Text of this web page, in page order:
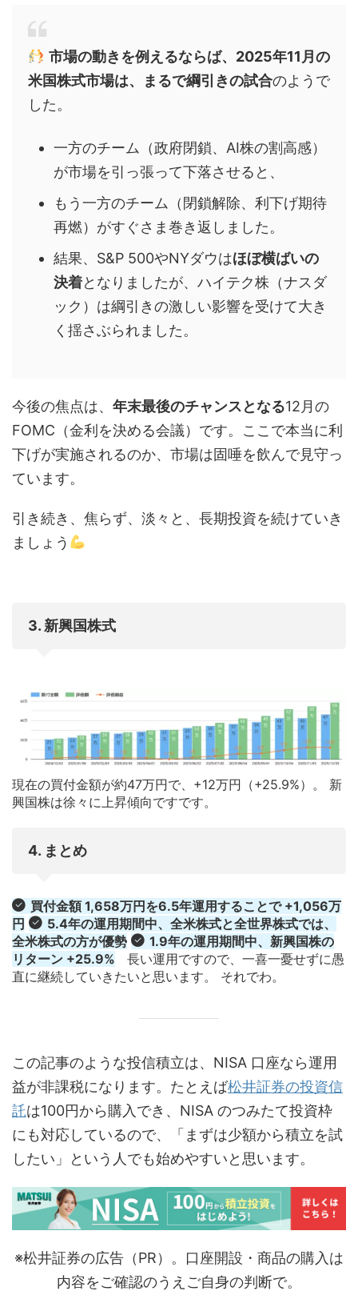
市場の動きを例えるならば、2025年11月の
米国株式市場は、まるで綱引きの試合のようで
した。
一方のチーム（政府閉鎖、AI株の割高感）
が市場を引っ張って下落させると、
もう一方のチーム（閉鎖解除、利下げ期待
再燃）がすぐさま巻き返しました。
結果、S&P 500やNYダウはほぼ横ばいの
決着となりましたが、ハイテク株（ナスダ
ック）は綱引きの激しい影響を受けて大き
く揺さぶられました。
今後の焦点は、 年末最後のチャンスとなる12月の
FOMC（金利を決める会議）です。ここで本当に利
下げが実施されるのか、市場は固唾を飲んで見守っ
ています。
引き続き、焦らず、淡々と、長期投資を続けていき
ましょう
3. 新興国株式
現在の買付金額が約47万円で、+12万円（+25.9%）。 新
興国株は徐々に上昇傾向ですです。
4. まとめ
買付金額 1,658万円を6.5年運用することで +1,056万
円
5.4年の運用期間中、全米株式と全世界株式では、
全米株式の方が優勢
1.9年の運用期間中、新興国株の
リターン +25.9% 長い運用ですので、一喜一憂せずに愚
直に継続していきたいと思います。 それでわ。
この記事のような投信積立は、NISA 口座なら運用
益が非課税になります。たとえば松井証券の投資信
託は100円から購入でき、NISA のつみたて投資枠
にも対応しているので、「まずは少額から積立を試
したい」という人でも始めやすいと思います。
※松井証券の広告（PR）。口座開設・商品の購入は
内容をご確認のうえご自身の判断で。